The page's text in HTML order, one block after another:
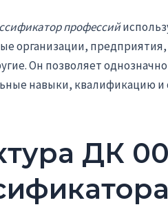
профессий
организации,
Он позволяет
навыки, квалификацию и
ДК